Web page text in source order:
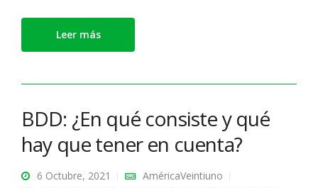
Leer más
BDD: ¿En qué consiste y qué
hay que tener en cuenta?
6 Octubre, 2021
AméricaVeintiuno